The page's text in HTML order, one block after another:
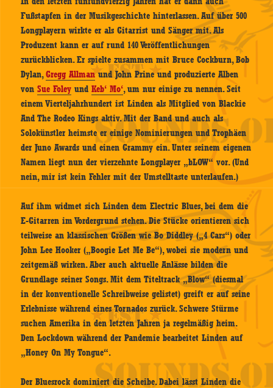
Fußstapfen in der Musikgeschichte hinterlassen. Auf über 500
Longplayern wirkte er als Gitarrist und Sänger mit. Als
Produzent kann er auf rund 140 Veröffentlichungen
zurückblicken. Er spielte zusammen mit Bruce Cockburn, Bob
Dylan,Gregg Allmanund John Prine und produzierte Alben
vonSue Foley undKeb‘ Mo‘, um nur einige zu nennen. Seit
einem Vierteljahrhundert ist Linden als Mitglied von Blackie
And The Rodeo Kings aktiv. Mit der Band und auch als
Solokünstler heimste er einige Nominierungen und Trophäen
der Juno Awards und einen Grammy ein. Unter seinem eigenen
Namen liegt nun der vierzehnte Longplayer „bLOW“ vor. (Und
nein, mir ist kein Fehler mit der Umstelltaste unterlaufen.)
Auf ihm widmet sich Linden dem Electric Blues, bei dem die
E-Gitarren im Vordergrund stehen. Die Stücke orientieren sich
teilweise an klassischen Größen wie Bo Diddley („4 Cars“) oder
John Lee Hooker („Boogie Let Me Be“), wobei sie modern und
zeitgemäß wirken. Aber auch aktuelle Anlässe bilden die
Grundlage seiner Songs. Mit dem Titeltrack „Blow“ (diesmal
in der konventionelle Schreibweise gelistet) greift er auf seine
Erlebnisse während eines Tornados zurück. Schwere Stürme
suchen Amerika in den letzten Jahren ja regelmäßig heim.
Den Lockdown während der Pandemie bearbeitet Linden auf
„Honey On My Tongue“.
Der Bluesrock dominiert die Scheibe. Dabei lässt Linden die